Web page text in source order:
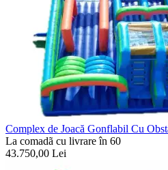
Complex de Joacă Gonflabil Cu
La comadã cu livrare în 60
43.750,00 Lei